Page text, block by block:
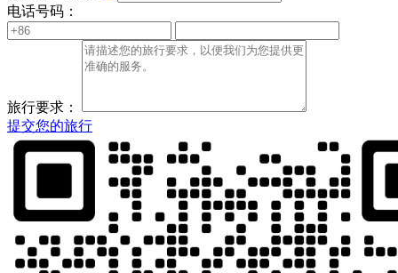
电话号码：
旅行要求：
提交您的旅行